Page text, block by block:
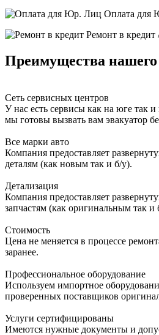
Оплата для
Ремонт в кредит
Преимущества нашего
Сеть сервисных центров
У нас есть сервисы как на юге так
мы готовы вызвать вам эвакуатор
Все марки авто
Компания предоставляет
деталям (как новым так и б/у).
Детализация
Компания предоставляет
запчастям (как оригинальным так и
Стоимость
Цена не меняется в процессе
заранее.
Профессиональное оборудование
Используем импортное
проверенных поставщиков
Услуги сертифицированы
Имеются нужные документы и